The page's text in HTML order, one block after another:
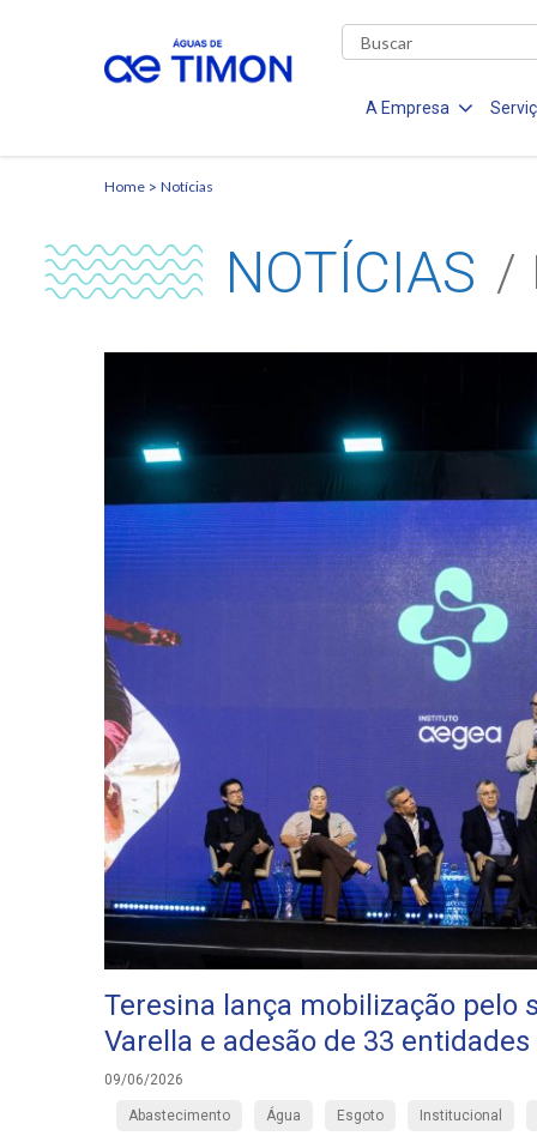
A Empresa
Home Notícias
NOTÍCIAS
Teresina lança mobilização pelo
Varella e adesão de 33 entidades
09/06/2026
Abastecimento Água Esgoto Institucional